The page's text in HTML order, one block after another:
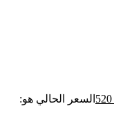
520 السعر الحالي هو: